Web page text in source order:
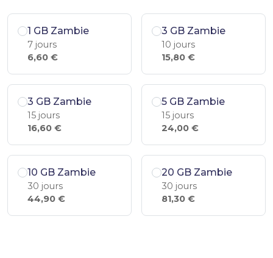
1 GB Zambie
7 jours
6,60 €
3 GB Zambie
10 jours
15,80 €
3 GB Zambie
15 jours
16,60 €
5 GB Zambie
15 jours
24,00 €
10 GB Zambie
30 jours
44,90 €
20 GB Zambie
30 jours
81,30 €